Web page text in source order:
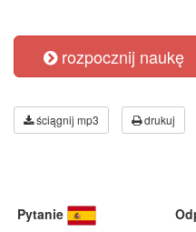
rozpocznij naukę
ściągnij mp3 drukuj
Pytanie